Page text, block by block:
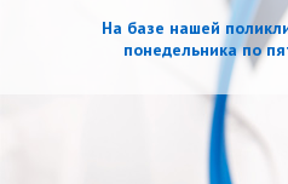
Вы можете пройти
и каждую субботу с 9:00